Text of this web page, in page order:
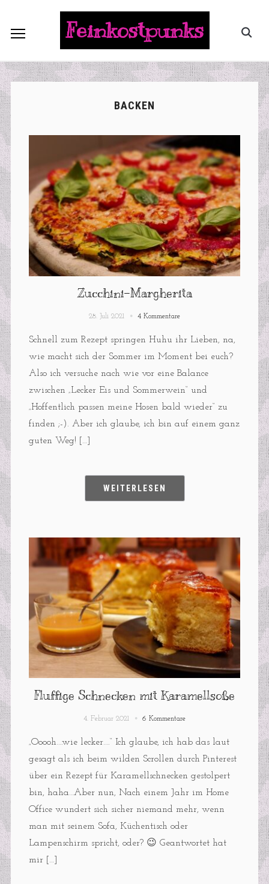
Feinkostpunks
BACKEN
Zucchini-Margherita
28. Juli 2021 4 Kommentare
Schnell zum Rezept springen Huhu ihr Lieben, na,
wie macht sich der Sommer im Moment bei euch?
Also ich versuche nach wie vor eine Balance
zwischen „Lecker Eis und Sommerwein“ und
„Hoffentlich passen meine Hosen bald wieder“ zu
finden ;-). Aber ich glaube, ich bin auf einem ganz
guten Weg! […]
WEITERLESEN
Fluffige Schnecken mit Karamellsoße
4. Februar 2021 6 Kommentare
„Ooooh….wie lecker….“ Ich glaube, ich hab das laut
gesagt als ich beim wilden Scrollen durch Pinterest
über ein Rezept für Karamellschnecken gestolpert
bin, haha…Aber nun, Nach einem Jahr im Home
Office wundert sich sicher niemand mehr, wenn
man mit seinem Sofa, Küchentisch oder
Lampenschirm spricht, oder? 😉 Geantwortet hat
mir […]